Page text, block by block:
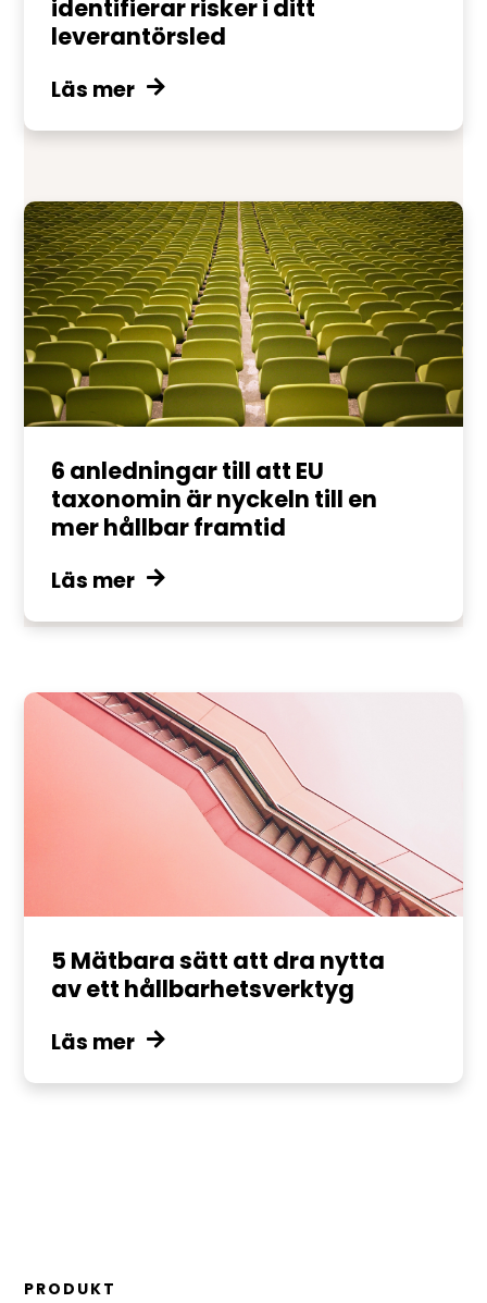
identifierar risker i ditt
leverantörsled
Läs mer
6 anledningar till att EU
taxonomin är nyckeln till en
mer hållbar framtid
Läs mer
5 Mätbara sätt att dra nytta
av ett hållbarhetsverktyg
Läs mer
PRODUKT